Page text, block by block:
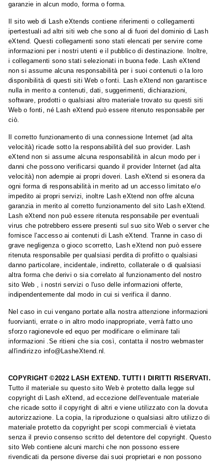
garanzie in alcun modo, forma o forma.
Il sito web di Lash eXtends contiene riferimenti o collegamenti
ipertestuali ad altri siti web che sono al di fuori del dominio di Lash
eXtend. Questi collegamenti sono stati elencati per servire come
informazioni per i nostri utenti e il pubblico di destinazione. Inoltre,
i collegamenti sono stati selezionati in buona fede. Lash eXtend
non si assume alcuna responsabilità per i suoi contenuti o la loro
disponibilità di questi siti Web o fonti. Lash eXtend non garantisce
nulla in merito a contenuti, dati, suggerimenti, dichiarazioni,
software, prodotti o qualsiasi altro materiale trovato su questi siti
Web o fonti, né Lash eXtend può essere ritenuto responsabile per
ciò.
Il corretto funzionamento di una connessione Internet (ad alta
velocità) ricade sotto la responsabilità del suo provider. Lash
eXtend non si assume alcuna responsabilità in alcun modo per i
danni che possono verificarsi quando il provider Internet (ad alta
velocità) non adempie ai propri doveri. Lash eXtend si esonera da
ogni forma di responsabilità in merito ad un accesso limitato e/o
impedito ai propri servizi, inoltre Lash eXtend non offre alcuna
garanzia in merito al corretto funzionamento del sito Lash eXtend.
Lash eXtend non può essere ritenuta responsabile per eventuali
virus che potrebbero essere presenti sul suo sito Web o server che
fornisce l'accesso ai contenuti di Lash eXtend. Tranne in caso di
grave negligenza o gioco scorretto, Lash eXtend non può essere
ritenuta responsabile per qualsiasi perdita di profitto o qualsiasi
danno particolare, incidentale, indiretto, collaterale o di qualsiasi
altra forma che derivi o sia correlato al funzionamento del nostro
sito Web , i nostri servizi o l'uso delle informazioni offerte,
indipendentemente dal modo in cui si verifica il danno.
Nel caso in cui vengano portate alla nostra attenzione informazioni
fuorvianti, errate o in altro modo inappropriate, verrà fatto uno
sforzo ragionevole ed equo per modificare o eliminare tali
informazioni .Se ritieni che sia così, contatta il nostro webmaster
all'indirizzo info@LasheXtend.nl.
COPYRIGHT ©2022 LASH EXTEND. TUTTI I DIRITTI RISERVATI.
Tutto il materiale su questo sito Web è protetto dalla legge sul
copyright di Lash eXtend, ad eccezione dell'eventuale materiale
che ricade sotto il copyright di altri e viene utilizzato con la dovuta
autorizzazione. La copia, la riproduzione o qualsiasi altro utilizzo di
materiale protetto da copyright per scopi commerciali è vietata
senza il previo consenso scritto del detentore del copyright. Questo
sito Web contiene alcuni marchi che non possono essere
rivendicati da persone diverse dai suoi proprietari e non possono